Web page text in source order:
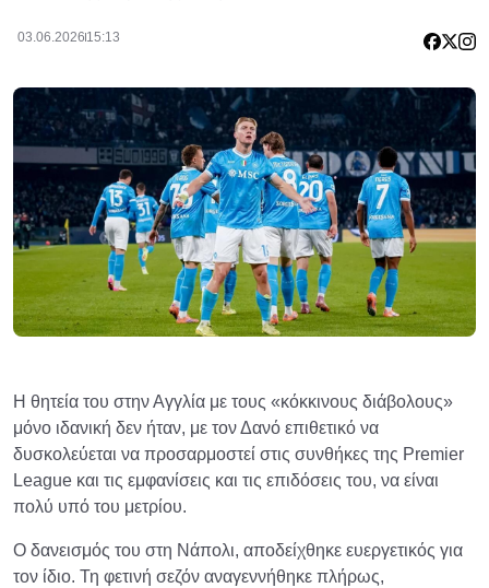
03.06.2026 15:13
Η θητεία του στην Αγγλία με τους «κόκκινους διάβολους»
μόνο ιδανική δεν ήταν, με τον Δανό επιθετικό να
δυσκολεύεται να προσαρμοστεί στις συνθήκες της Premier
League και τις εμφανίσεις και τις επιδόσεις του, να είναι
πολύ υπό του μετρίου.
Ο δανεισμός του στη Νάπολι, αποδείχθηκε ευεργετικός για
τον ίδιο. Τη φετινή σεζόν αναγεννήθηκε πλήρως,